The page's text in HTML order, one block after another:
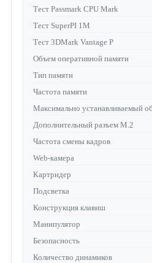
Тест Passmark CPU Mark
Тест SuperPI 1M
Тест 3DMark Vantage P
Объем оперативной памяти
Тип памяти
Частота памяти
Максимально устанавливаемый
Дополнительный разъем M.2
Частота смены кадров
Web-камера
Картридер
Подсветка
Конструкция клавиш
Манипулятор
Безопасность
Количество динамиков